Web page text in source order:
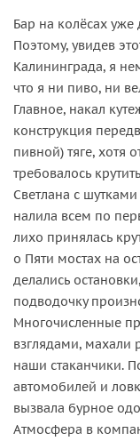
Бар на колёсах
Поэтому, увидев
Калининграда, я
что я ни пиво, ни
Главное, накал
конструкция
пивной) тяге, хотя
требовалось
Светлана с
налила всем по
лихо принялась
о Пяти мостах на
делались
подводочку
Многочисленные
взглядами, махали
наши стаканчики.
автомобилей и
вызвала бурное
Атмосфера в